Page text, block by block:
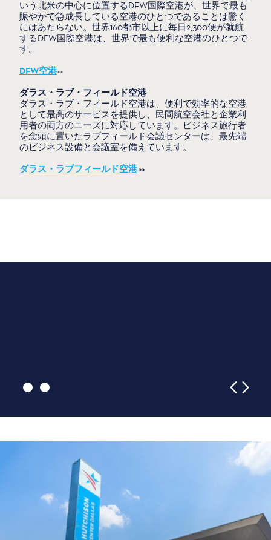
いう北米の中心に位置するDFW国際空港が、世界で最も
賑やかで急成長している空港のひとつであることは驚く
にはあたらない。世界160都市以上に毎日2,300便が就航
するDFW国際空港は、世界で最も便利な空港のひとつで
す。
DFW空港>>
ダラス・ラブ・フィールド空港
ダラス・ラブ・フィールド空港は、便利で効率的な空港
として最高のサービスを提供し、民間航空会社と企業利
用者の両方のニーズに対応しています。ビジネス旅行者
を念頭に置いたラブフィールド会議センターは、最先端
のビジネス設備と会議室を備えています。
ダラス・ラブフィールド空港>>
公共交通機関
旅行のアクセシビリティとイ